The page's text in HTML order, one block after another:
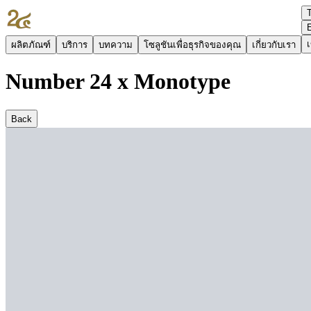
ผลิตภัณฑ์ บริการ บทความ โซลูชันเพื่อธุรกิจของคุณ เกี่ยวกับเรา
Number 24 x Monotype
Back